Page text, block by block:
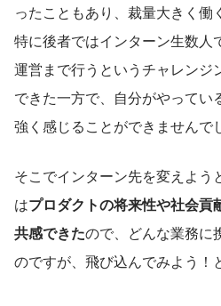
ったこともあり、裁量大きく働
特に後者ではインターン生数人
運営まで行うというチャレンジ
できた一方で、自分がやってい
強く感じることができませんで
そこでインターン先を変えよう
はプロダクトの将来性や社会貢
共感できたので、どんな業務に
のですが、飛び込んでみよう！